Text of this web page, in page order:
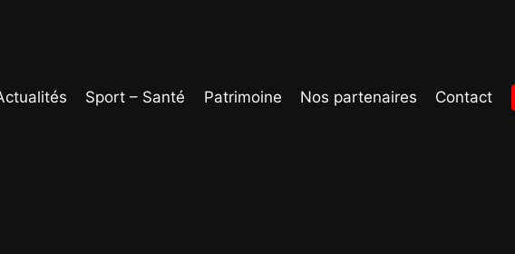
Sport – Santé Patrimoine Nos partenaires Contact